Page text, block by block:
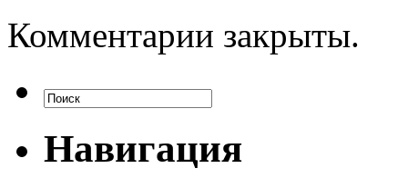
Комментарии закрыты.
Навигация